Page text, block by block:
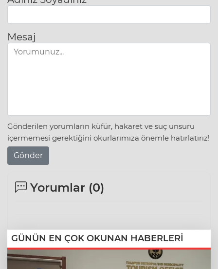
Mesaj
Gönderilen yorumların küfür, hakaret ve suç unsuru
içermemesi gerektiğini okurlarımıza önemle hatırlatırız!
Gönder
Yorumlar (0)
GÜNÜN EN ÇOK OKUNAN HABERLERİ